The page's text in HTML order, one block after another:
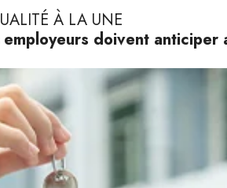
À LA UNE
doivent anticiper